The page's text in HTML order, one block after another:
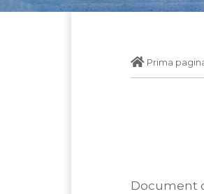
Prima
Document